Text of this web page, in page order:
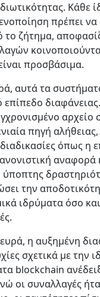
Κάθε
πρέπει να
το ζήτημα,
προσβάσιμα.
αυτά τα
αρχείο
πηγή
όπως η
αναφορά
την
ιδρύματα όσο και
η αυξημένη
σχετικά με την
blockchain
οι συναλλαγές